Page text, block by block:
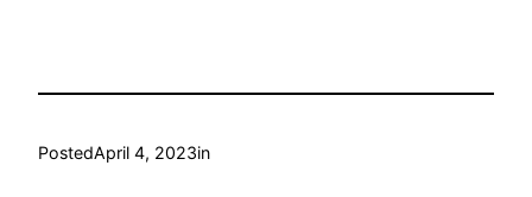
PostedApril 4, 2023in